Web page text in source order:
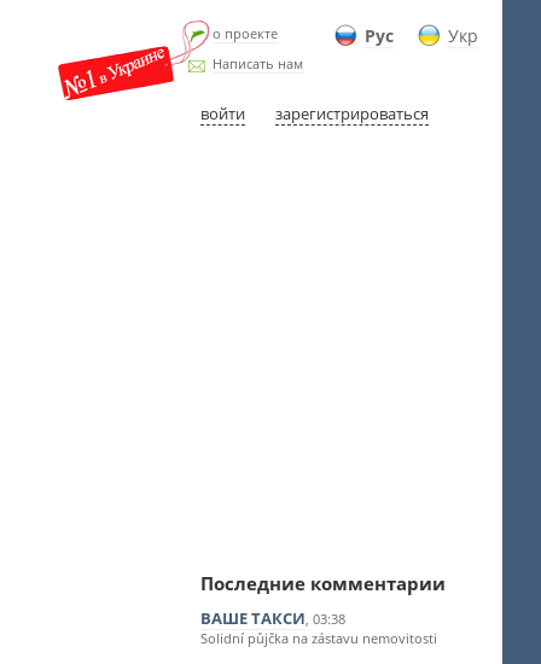
Рус Укр
о проекте
Написать нам
войти зарегистрироваться
Последние комментарии
ВАШЕ ТАКСИ, 03:38
Solidní půjčka na zástavu nemovitosti